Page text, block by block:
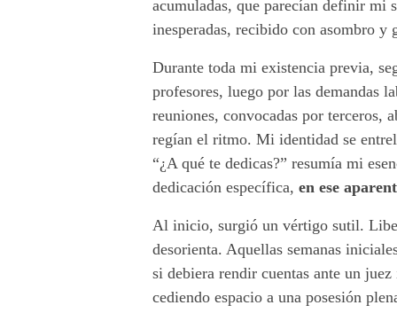
e
t
e
r
m
i
n
a
acumuladas, que parecían definir mi
inesperadas, recibido con asombro y
Durante toda mi existencia previa,
profesores, luego por las demandas
reuniones, convocadas por terceros,
regían el ritmo. Mi identidad se
“¿A qué te dedicas?” resumía mi
dedicación específica, en ese
Al inicio, surgió un vértigo sutil.
desorienta. Aquellas semanas
si debiera rendir cuentas ante un
cediendo espacio a una posesión